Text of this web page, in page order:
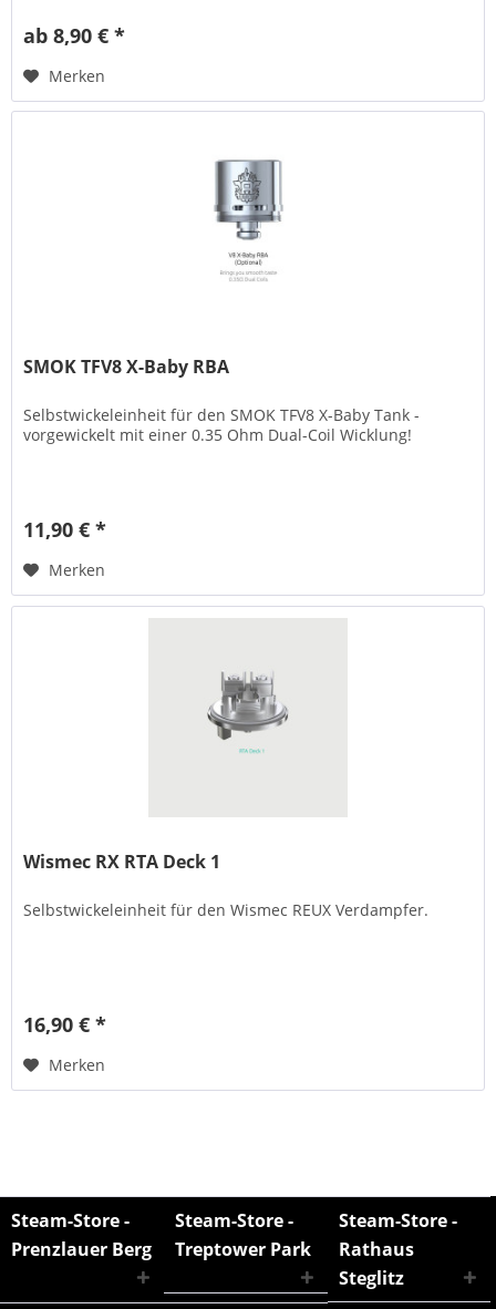
ab 8,90 € *
Merken
SMOK TFV8 X-Baby RBA
Selbstwickeleinheit für den SMOK TFV8 X-Baby Tank -
vorgewickelt mit einer 0.35 Ohm Dual-Coil Wicklung!
11,90 € *
Merken
Wismec RX RTA Deck 1
Selbstwickeleinheit für den Wismec REUX Verdampfer.
16,90 € *
Merken
Steam-Store -
Prenzlauer Berg
Steam-Store -
Treptower Park
Steam-Store -
Rathaus
Steglitz